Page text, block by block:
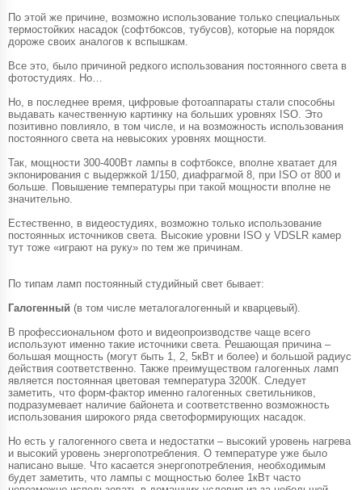
По этой же причине, возможно использование только специальных
термостойких насадок (софтбоксов, тубусов), которые на порядок
дороже своих аналогов к вспышкам.
Все это, было причиной редкого использования постоянного света в
фотостудиях. Но…
Но, в последнее время, цифровые фотоаппараты стали способны
выдавать качественную картинку на больших уровнях ISO. Это
позитивно повлияло, в том числе, и на возможность использования
постоянного света на невысоких уровнях мощности.
Так, мощности 300-400Вт лампы в софтбоксе, вполне хватает для
экпонирования с выдержкой 1/150, диафрагмой 8, при ISO от 800 и
больше. Повышение температуры при такой мощности вполне не
значительно.
Естественно, в видеостудиях, возможно только использование
постоянных источников света. Высокие уровни ISO у VDSLR камер
тут тоже «играют на руку» по тем же причинам.
По типам ламп постоянный студийный свет бывает:
Галогенный (в том числе металогалогенный и кварцевый).
В профессиональном фото и видеопроизводстве чаще всего
используют именно такие источники света. Решающая причина –
большая мощность (могут быть 1, 2, 5кВт и более) и большой радиус
действия соответственно. Также преимуществом галогенных ламп
является постоянная цветовая температура 3200К. Следует
заметить, что форм-фактор именно галогенных светильников,
подразумевает наличие байонета и соответственно возможность
использования широкого ряда светоформирующих насадок.
Но есть у галогенного света и недостатки – высокий уровень нагрева
и высокий уровень энергопотребления. О температуре уже было
написано выше. Что касается энергопотребления, необходимым
будет заметить, что лампы с мощностью более 1кВт часто